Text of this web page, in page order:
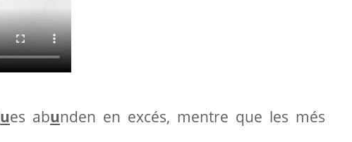
ues abunden en excés, mentre que les més